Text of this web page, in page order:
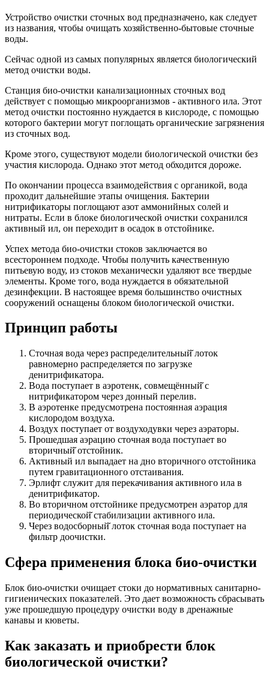
Устройство очистки сточных вод предназначено, как следует
из названия, чтобы очищать хозяйственно-бытовые сточные
воды.
Сейчас одной из самых популярных является биологический
метод очистки воды.
Станция био-очистки канализационных сточных вод
действует с помощью микроорганизмов - активного ила. Этот
метод очистки постоянно нуждается в кислороде, с помощью
которого бактерии могут поглощать органические загрязнения
из сточных вод.
Кроме этого, существуют модели биологической очистки без
участия кислорода. Однако этот метод обходится дороже.
По окончании процесса взаимодействия с органикой, вода
проходит дальнейшие этапы очищения. Бактерии
нитрификаторы поглощают азот аммонийных солей и
нитраты. Если в блоке биологической очистки сохранился
активный ил, он переходит в осадок в отстойнике.
Успех метода био-очистки стоков заключается во
всестороннем подходе. Чтобы получить качественную
питьевую воду, из стоков механически удаляют все твердые
элементы. Кроме того, вода нуждается в обязательной
дезинфекции. В настоящее время большинство очистных
сооружений оснащены блоком биологической очистки.
Принцип работы
Сточная вода через распределительный̆ лоток
равномерно распределяется по загрузке
денитрификатора.
Вода поступает в аэротенк, совмещённый̆ с
нитрификатором через донный перелив.
В аэротенке предусмотрена постоянная аэрация
кислородом воздуха.
Воздух поступает от воздуходувки через аэраторы.
Прошедшая аэрацию сточная вода поступает во
вторичный̆ отстойник.
Активный ил выпадает на дно вторичного отстойника
путем гравитационного отстаивания.
Эрлифт служит для перекачивания активного ила в
денитрификатор.
Во вторичном отстойнике предусмотрен аэратор для
периодической̆ стабилизации активного ила.
Через водосборный̆ лоток сточная вода поступает на
фильтр доочистки.
Сфера применения блока био-очистки
Блок био-очистки очищает стоки до нормативных санитарно-
гигиенических показателей. Это дает возможность сбрасывать
уже прошедшую процедуру очистки воду в дренажные
канавы и кюветы.
Как заказать и приобрести блок
биологической очистки?